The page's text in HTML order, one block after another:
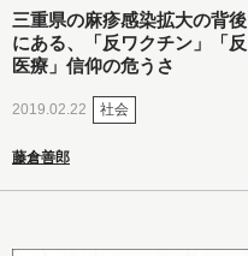
三重県の麻疹感染拡大の背後
にある、「反ワクチン」「反
医療」信仰の危うさ
2019.02.22 社会
藤倉善郎